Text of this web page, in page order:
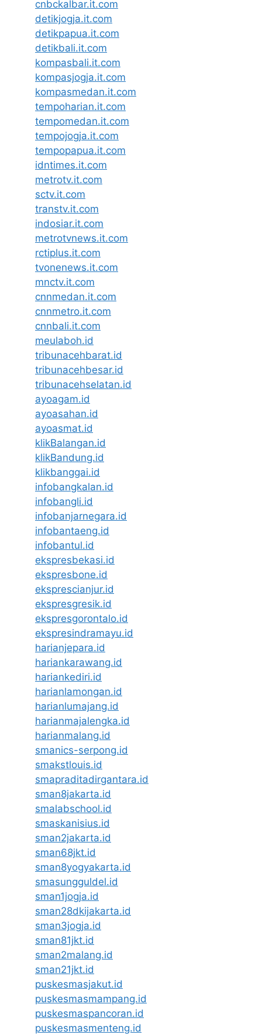
cnbckalbar.it.com
detikjogja.it.com
detikpapua.it.com
detikbali.it.com
kompasbali.it.com
kompasjogja.it.com
kompasmedan.it.com
tempoharian.it.com
tempomedan.it.com
tempojogja.it.com
tempopapua.it.com
idntimes.it.com
metrotv.it.com
sctv.it.com
transtv.it.com
indosiar.it.com
metrotvnews.it.com
rctiplus.it.com
tvonenews.it.com
mnctv.it.com
cnnmedan.it.com
cnnmetro.it.com
cnnbali.it.com
meulaboh.id
tribunacehbarat.id
tribunacehbesar.id
tribunacehselatan.id
ayoagam.id
ayoasahan.id
ayoasmat.id
klikBalangan.id
klikBandung.id
klikbanggai.id
infobangkalan.id
infobangli.id
infobanjarnegara.id
infobantaeng.id
infobantul.id
ekspresbekasi.id
ekspresbone.id
eksprescianjur.id
ekspresgresik.id
ekspresgorontalo.id
ekspresindramayu.id
harianjepara.id
hariankarawang.id
hariankediri.id
harianlamongan.id
harianlumajang.id
harianmajalengka.id
harianmalang.id
smanics-serpong.id
smakstlouis.id
smapraditadirgantara.id
sman8jakarta.id
smalabschool.id
smaskanisius.id
sman2jakarta.id
sman68jkt.id
sman8yogyakarta.id
smasungguldel.id
sman1jogja.id
sman28dkijakarta.id
sman3jogja.id
sman81jkt.id
sman2malang.id
sman21jkt.id
puskesmasjakut.id
puskesmasmampang.id
puskesmaspancoran.id
puskesmasmenteng.id